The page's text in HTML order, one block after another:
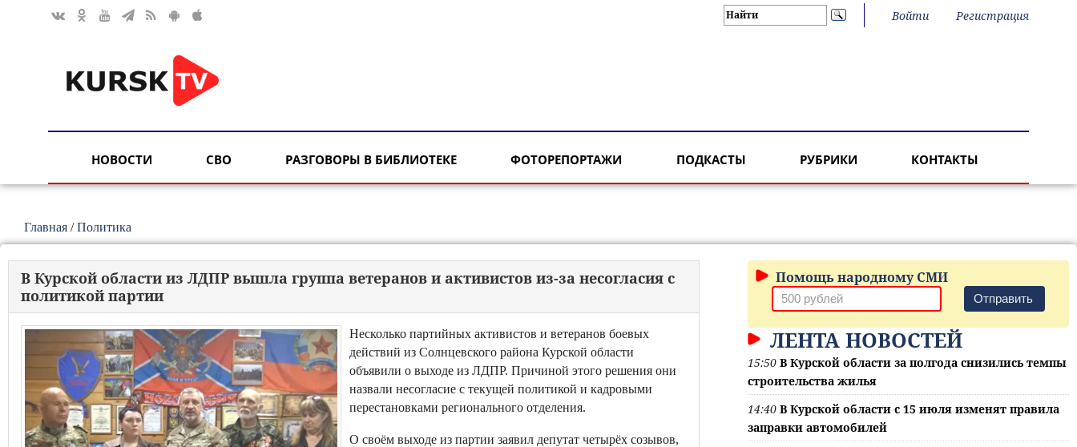
Войти Регистрация
НОВОСТИ СВО РАЗГОВОРЫ В БИБЛИОТЕКЕ ФОТОРЕПОРТАЖИ ПОДКАСТЫ РУБРИКИ КОНТАКТЫ
Главная /Политика
В Курской области из ЛДПР вышла группа ветеранов и активистов из-за несогласия с
политикой партии
Несколько партийных активистов и ветеранов боевых
действий из Солнцевского района Курской области
объявили о выходе из ЛДПР. Причиной этого решения они
назвали несогласие с текущей политикой и кадровыми
перестановками регионального отделения.
О своём выходе из партии заявил депутат четырёх созывов,
Помощь народному СМИ
Отправить
ЛЕНТА НОВОСТЕЙ
15:50 В Курской области за полгода снизились темпы
строительства жилья
14:40 В Курской области с 15 июля изменят правила
заправки автомобилей